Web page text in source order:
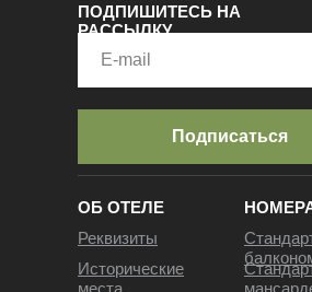
ОБ ОТЕЛЕ
Реквизиты
Исторические
места
ПОДПИШИТЕСЬ НА
РАССЫЛКУ
Подписаться